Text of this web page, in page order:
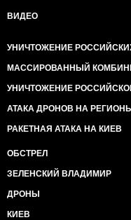
ВИДЕО
УНИЧТОЖЕНИЕ
МАССИРОВАННЫЙ
УНИЧТОЖЕНИЕ
АТАКА ДРОНОВ НА
РАКЕТНАЯ АТАКА НА КИЕВ
ОБСТРЕЛ
ЗЕЛЕНСКИЙ ВЛАДИМИР
ДРОНЫ
КИЕВ